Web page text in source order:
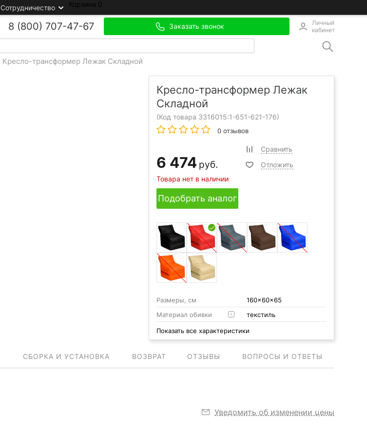
Сотрудничество Корзина 0
8 (800) 707-47-67 Заказать звонок
Личный
кабинет
Кресло-трансформер Лежак Складной
Кресло-трансформер Лежак
Складной
(Код товара 3316015:1-651-621-176)
0 отзывов
6 474 руб.
Товара нет в наличии
Сравнить
Отложить
Подобрать аналог
Размеры, см
160x60x65
Материал обивки
? текстиль
Показать все характеристики
СБОРКА И УСТАНОВКА ВОЗВРАТ ОТЗЫВЫ ВОПРОСЫ И ОТВЕТЫ
Уведомить об изменении цены